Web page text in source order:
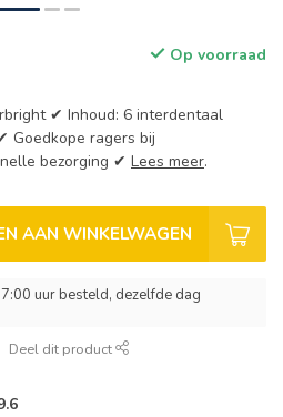
Op voorraad
✔ Inhoud: 6 interdentaal
Goedkope ragers bij
bezorging ✔ Lees meer.
AAN WINKELWAGEN
uur besteld, dezelfde dag
Deel dit product